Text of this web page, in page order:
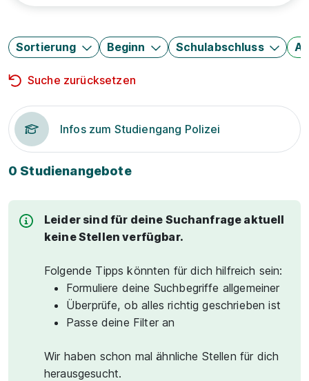
Sortierung Beginn Schulabschluss
Suche zurücksetzen
Infos zum Studiengang Polizei
0 Studienangebote
Leider sind für deine Suchanfrage aktuell
keine Stellen verfügbar.
Folgende Tipps könnten für dich hilfreich sein:
Formuliere deine Suchbegriffe allgemeiner
Überprüfe, ob alles richtig geschrieben ist
Passe deine Filter an
Wir haben schon mal ähnliche Stellen für dich
herausgesucht.